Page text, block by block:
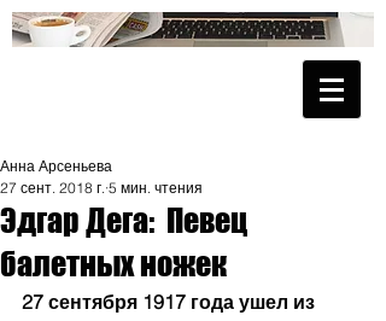
Эдгар Дега: Певец
балетных ножек
Анна Арсеньева
27 сент. 2018 г. 5 мин. чтения
27 сентября 1917 года ушел из